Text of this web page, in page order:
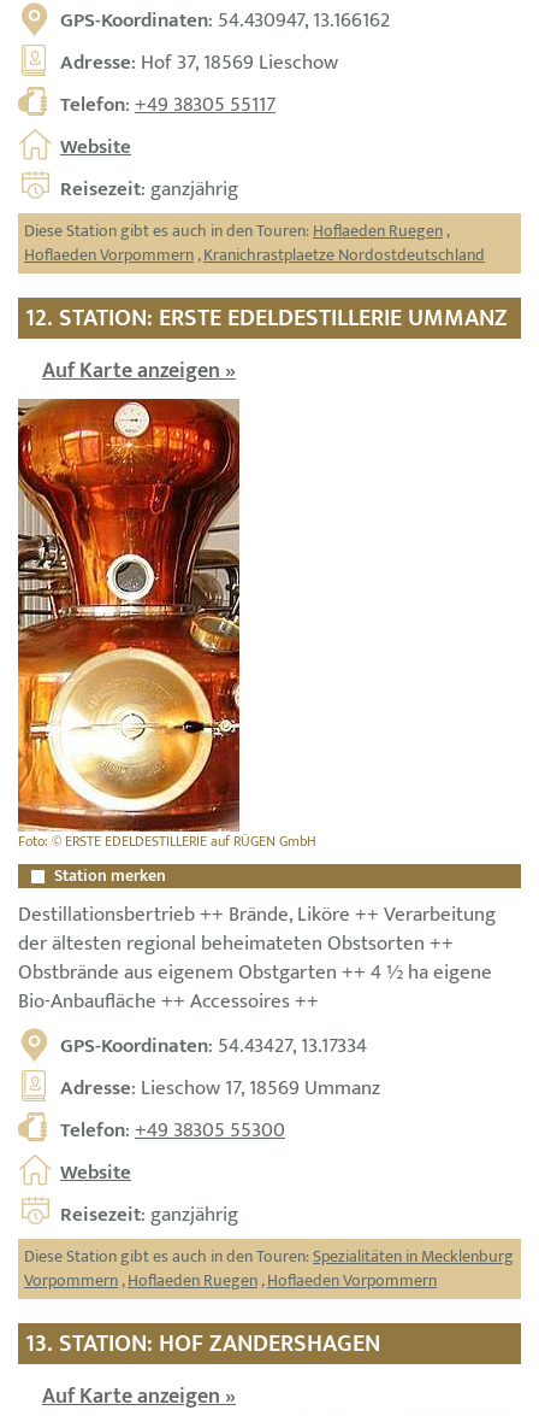
GPS-Koordinaten: 54.430947, 13.166162
Adresse: Hof 37, 18569 Lieschow
Telefon:+49 38305 55117
Website
Reisezeit: ganzjährig
Diese Station gibt es auch in den Touren:Hoflaeden Ruegen,
Hoflaeden Vorpommern,Kranichrastplaetze Nordostdeutschland
12. STATION: ERSTE EDELDESTILLERIE UMMANZ
Auf Karte anzeigen »
Foto: © ERSTE EDELDESTILLERIE auf RÜGEN GmbH
Station merken
Destillationsbertrieb ++ Brände, Liköre ++ Verarbeitung
der ältesten regional beheimateten Obstsorten ++
Obstbrände aus eigenem Obstgarten ++ 4 ½ ha eigene
Bio-Anbaufläche ++ Accessoires ++
GPS-Koordinaten: 54.43427, 13.17334
Adresse: Lieschow 17, 18569 Ummanz
Telefon:+49 38305 55300
Website
Reisezeit: ganzjährig
Diese Station gibt es auch in den Touren:Spezialitäten in Mecklenburg
Vorpommern,Hoflaeden Ruegen,Hoflaeden Vorpommern
13. STATION: HOF ZANDERSHAGEN
Auf Karte anzeigen »